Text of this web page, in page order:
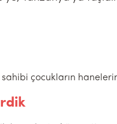
çocukların